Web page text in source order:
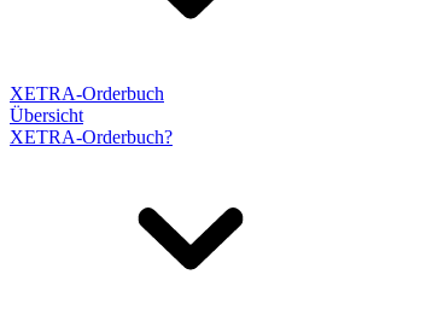
XETRA-Orderbuch
Übersicht
XETRA-Orderbuch?